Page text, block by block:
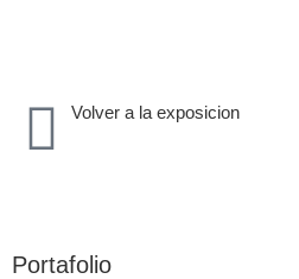
Volver a la exposicion
Portafolio